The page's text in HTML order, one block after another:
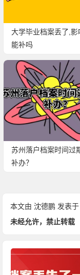
大学毕业档案丢了,影
能补吗
苏州落户档案时间过
补办？
本文由沈德鹏 发表
未经允许，禁止转载